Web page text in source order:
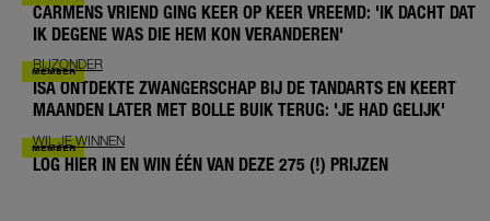
CARMENS VRIEND GING KEER OP KEER VREEMD: 'IK DACHT DAT
IK DEGENE WAS DIE HEM KON VERANDEREN'
BIJZONDER
ISA ONTDEKTE ZWANGERSCHAP BIJ DE TANDARTS EN KEERT
MAANDEN LATER MET BOLLE BUIK TERUG: 'JE HAD GELIJK'
WIL JE WINNEN
LOG HIER IN EN WIN ÉÉN VAN DEZE 275 (!) PRIJZEN